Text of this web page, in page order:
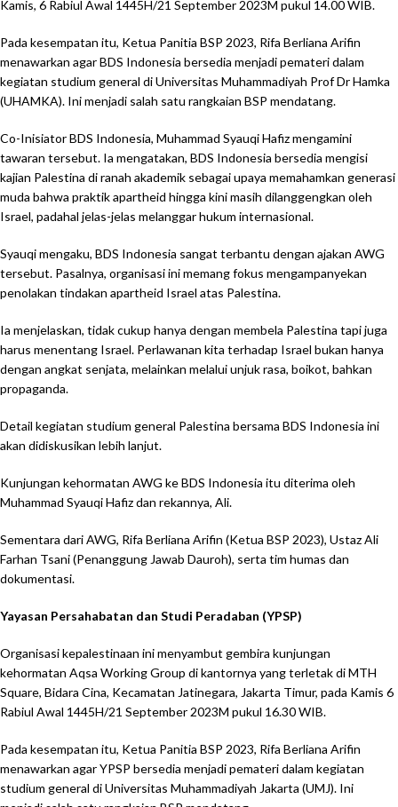
Kamis, 6 Rabiul Awal 1445H/21 September 2023M pukul 14.00 WIB.
Pada kesempatan itu, Ketua Panitia BSP 2023, Rifa Berliana Arifin
menawarkan agar BDS Indonesia bersedia menjadi pemateri dalam
kegiatan studium general di Universitas Muhammadiyah Prof Dr Hamka
(UHAMKA). Ini menjadi salah satu rangkaian BSP mendatang.
Co-Inisiator BDS Indonesia, Muhammad Syauqi Hafiz mengamini
tawaran tersebut. Ia mengatakan, BDS Indonesia bersedia mengisi
kajian Palestina di ranah akademik sebagai upaya memahamkan generasi
muda bahwa praktik apartheid hingga kini masih dilanggengkan oleh
Israel, padahal jelas-jelas melanggar hukum internasional.
Syauqi mengaku, BDS Indonesia sangat terbantu dengan ajakan AWG
tersebut. Pasalnya, organisasi ini memang fokus mengampanyekan
penolakan tindakan apartheid Israel atas Palestina.
Ia menjelaskan, tidak cukup hanya dengan membela Palestina tapi juga
harus menentang Israel. Perlawanan kita terhadap Israel bukan hanya
dengan angkat senjata, melainkan melalui unjuk rasa, boikot, bahkan
propaganda.
Detail kegiatan studium general Palestina bersama BDS Indonesia ini
akan didiskusikan lebih lanjut.
Kunjungan kehormatan AWG ke BDS Indonesia itu diterima oleh
Muhammad Syauqi Hafiz dan rekannya, Ali.
Sementara dari AWG, Rifa Berliana Arifin (Ketua BSP 2023), Ustaz Ali
Farhan Tsani (Penanggung Jawab Dauroh), serta tim humas dan
dokumentasi.
Yayasan Persahabatan dan Studi Peradaban (YPSP)
Organisasi kepalestinaan ini menyambut gembira kunjungan
kehormatan Aqsa Working Group di kantornya yang terletak di MTH
Square, Bidara Cina, Kecamatan Jatinegara, Jakarta Timur, pada Kamis 6
Rabiul Awal 1445H/21 September 2023M pukul 16.30 WIB.
Pada kesempatan itu, Ketua Panitia BSP 2023, Rifa Berliana Arifin
menawarkan agar YPSP bersedia menjadi pemateri dalam kegiatan
studium general di Universitas Muhammadiyah Jakarta (UMJ). Ini